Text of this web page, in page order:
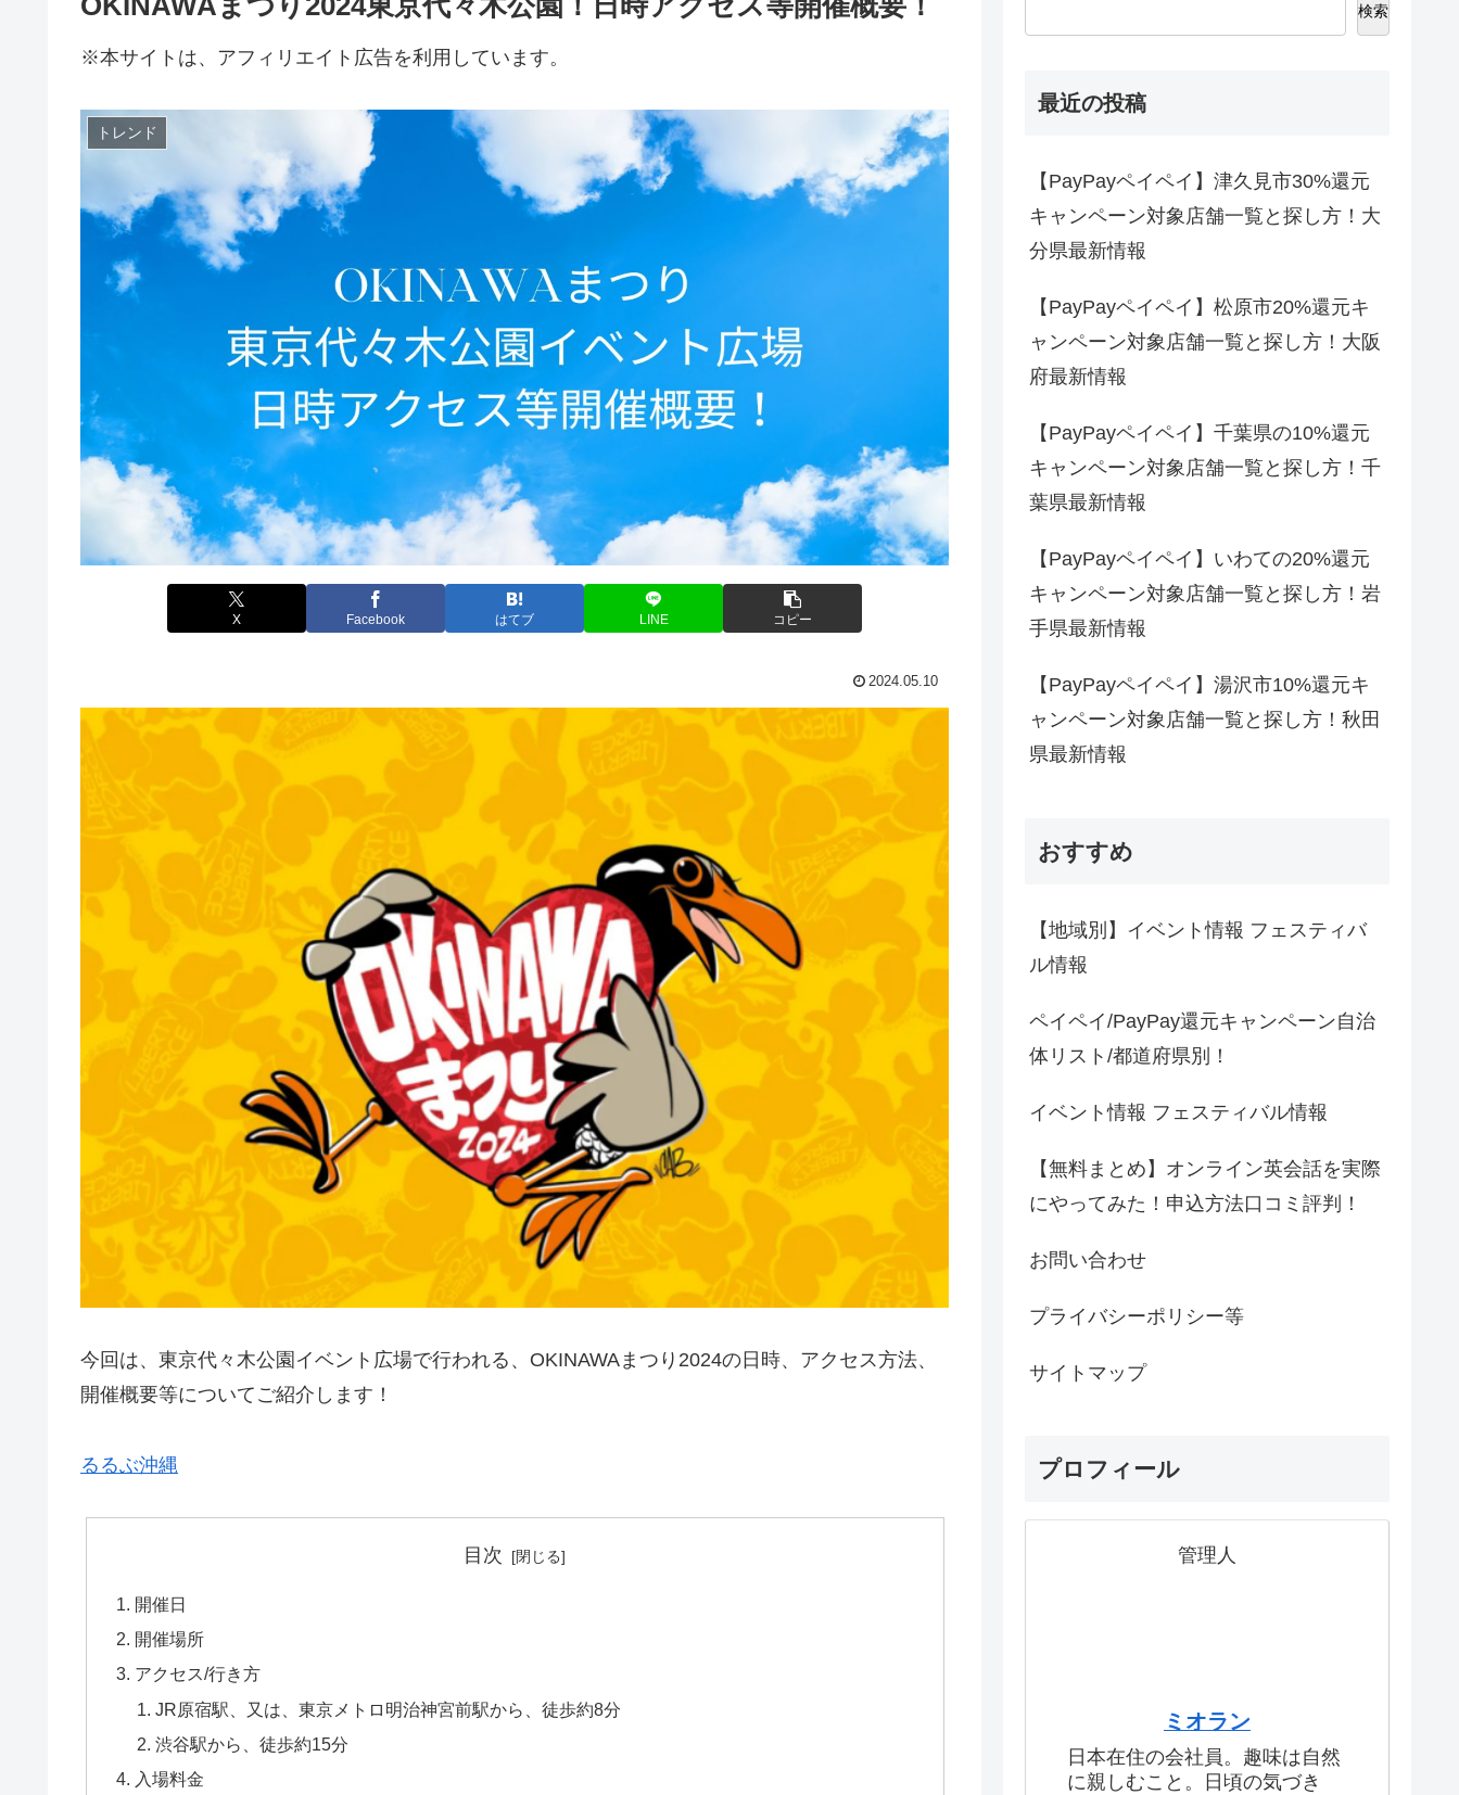
※本サイトは、アフィリエイト広告を利用しています。
トレンド
X Facebook はてブ LINE コピー
2024.05.10
今回は、東京代々木公園イベント広場で行われる、OKINAWAまつり2024の日時、アクセス方法、
開催概要等についてご紹介します！
るるぶ沖縄
目次
開催日
開催場所
アクセス/行き方
JR原宿駅、又は、東京メトロ明治神宮前駅から、徒歩約8分
渋谷駅から、徒歩約15分
入場料金
検索
最近の投稿
【PayPayペイペイ】津久見市30%還元
キャンペーン対象店舗一覧と探し方！大
分県最新情報
【PayPayペイペイ】松原市20%還元キ
ャンペーン対象店舗一覧と探し方！大阪
府最新情報
【PayPayペイペイ】千葉県の10%還元
キャンペーン対象店舗一覧と探し方！千
葉県最新情報
【PayPayペイペイ】いわての20%還元
キャンペーン対象店舗一覧と探し方！岩
手県最新情報
【PayPayペイペイ】湯沢市10%還元キ
ャンペーン対象店舗一覧と探し方！秋田
県最新情報
おすすめ
【地域別】イベント情報 フェスティバ
ル情報
ペイペイ/PayPay還元キャンペーン自治
体リスト/都道府県別！
イベント情報 フェスティバル情報
【無料まとめ】オンライン英会話を実際
にやってみた！申込方法口コミ評判！
お問い合わせ
プライバシーポリシー等
サイトマップ
プロフィール
管理人
ミオラン
日本在住の会社員。趣味は自然
に親しむこと。日頃の気づき